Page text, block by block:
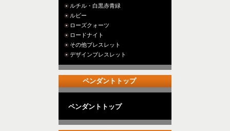
ルチル・白黒赤青緑
ルビー
ローズクォーツ
ロードナイト
その他ブレスレット
デザインブレスレット
ペンダントトップ
ペンダントトップ